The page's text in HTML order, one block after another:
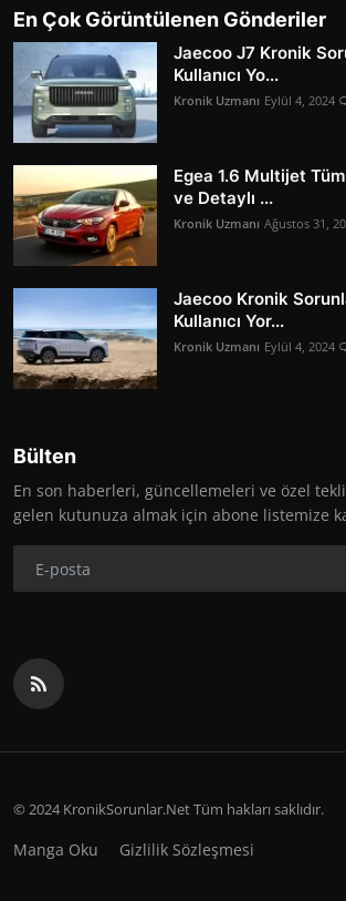
En Çok Görüntülenen Gönderiler
Jaecoo J7 Kronik
Kullanıcı Yo...
Kronik Uzmanı Eylül 4, 2024
Egea 1.6 Multijet
ve Detaylı ...
Kronik Uzmanı Ağustos 31,
Jaecoo Kronik
Kullanıcı Yor...
Kronik Uzmanı Eylül 4, 2024
Bülten
En son haberleri, güncellemeleri ve özel
gelen kutunuza almak için abone listemize
© 2024 KronikSorunlar.Net Tüm hakları saklıdır.
Manga Oku Gizlilik Sözleşmesi